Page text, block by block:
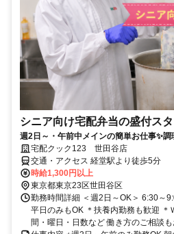
シニア向け宅配弁当の盛付ス
週2日～・午前中メインの簡単お仕事✨調
宅配クック123 世田谷店
交通・アクセス 経堂駅より徒歩5分
時給1,300円以上
東京都東京23区世田谷区
勤務時間詳細 ＜週2日～OK＞ 6:30～
平日のみもOK ＊扶養内勤務も歓迎
間・曜日・日数など 働き方のご相談も